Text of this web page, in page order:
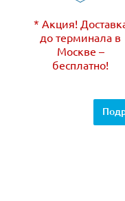
* Акция!
до терминала в
Москве –
бесплатно!